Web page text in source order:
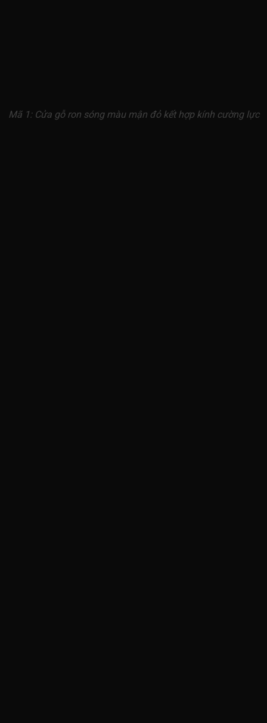
Mã 1: Cửa gỗ ron sóng màu mận đỏ kết hợp kính cường lực